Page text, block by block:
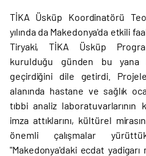
TİKA Üsküp Koordinatörü
yılında da Makedonya'da etkili
Tiryaki, TİKA Üsküp
kurulduğu günden bu
geçirdiğini dile getirdi.
alanında hastane ve sağlık
tıbbi analiz laboratuvarlarının
imza attıklarını, kültürel
önemli çalışmalar
"Makedonya'daki ecdat yadigarı